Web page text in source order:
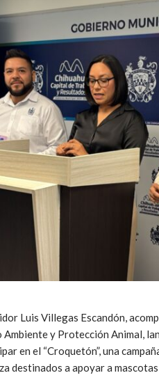
Luis Villegas Escandón,
Ambiente y Protección Animal,
en el “Croquetón”, una
destinados a apoyar a